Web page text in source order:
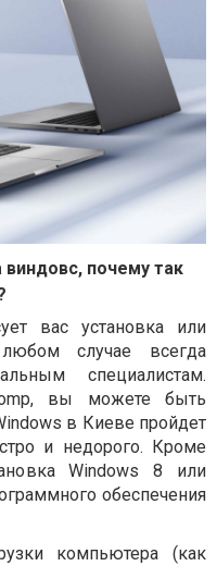
виндовс, почему так
вас установка или
случае всегда
специалистам.
вы можете быть
в Киеве пройдет
и недорого. Кроме
Windows 8 или
обеспечения
компьютера (как